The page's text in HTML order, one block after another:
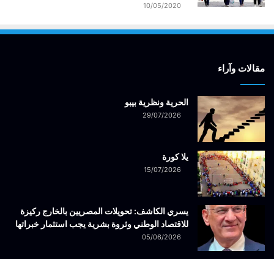
10/05/2020
مقالات وآراء
الحرية ونظرية بيبو
29/07/2026
يلا كورة
15/07/2026
يسري الكاشف: تحويلات المصريين بالخارج ركيزة
للاقتصاد الوطني وثروة بشرية يجب استثمار خبراتها
05/06/2026